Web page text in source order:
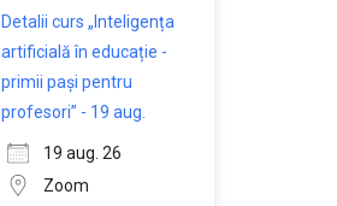
Detalii curs „Inteligența
artificială în educație -
primii pași pentru
profesori” - 19 aug.
19 aug. 26
Zoom